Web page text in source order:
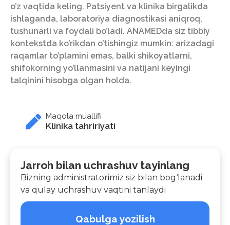
o’z vaqtida keling. Patsiyent va klinika birgalikda
ishlaganda, laboratoriya diagnostikasi aniqroq,
tushunarli va foydali bo’ladi. ANAMEDda siz tibbiy
kontekstda ko’rikdan o’tishingiz mumkin: arizadagi
raqamlar to’plamini emas, balki shikoyatlarni,
shifokorning yo’llanmasini va natijani keyingi
talqinini hisobga olgan holda.
Maqola muallifi
Klinika tahririyati
Jarroh bilan uchrashuv tayinlang
Bizning administratorimiz siz bilan bog‘lanadi
va qulay uchrashuv vaqtini tanlaydi
Qabulga yozilish